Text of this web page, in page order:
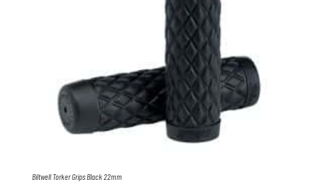
Biltwell Torker Grips Black 22mm